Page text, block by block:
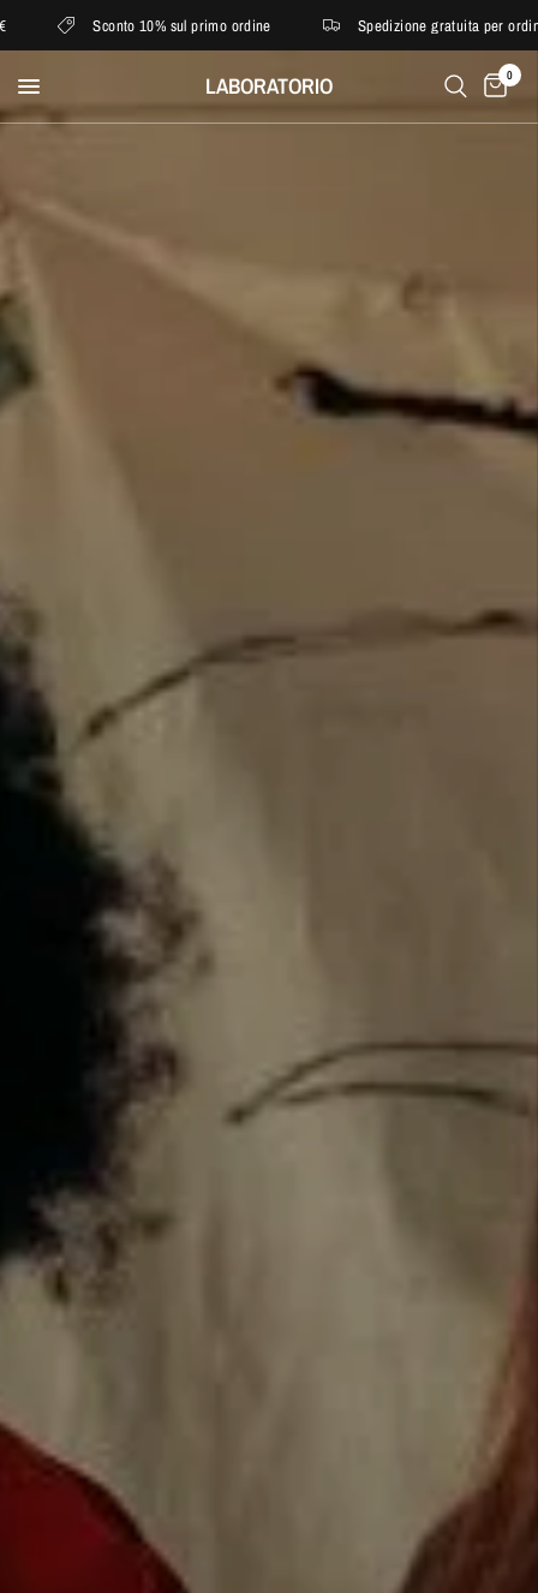
Sconto 10% sul primo ordine Spedizione gratuita per ordini superiori
LABORATORIO 0